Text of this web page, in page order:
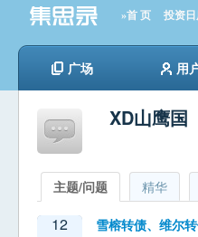
»首 页 投资
广场 用
XD山鹰国
主题/问题 精华
12 雪榕转债、维尔